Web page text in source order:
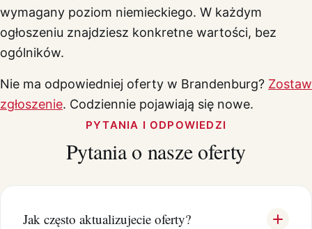
wymagany poziom niemieckiego. W każdym
ogłoszeniu znajdziesz konkretne wartości, bez
ogólników.
Nie ma odpowiedniej oferty w Brandenburg? Zostaw
zgłoszenie. Codziennie pojawiają się nowe.
PYTANIA I ODPOWIEDZI
Pytania o nasze oferty
Jak często aktualizujecie oferty?